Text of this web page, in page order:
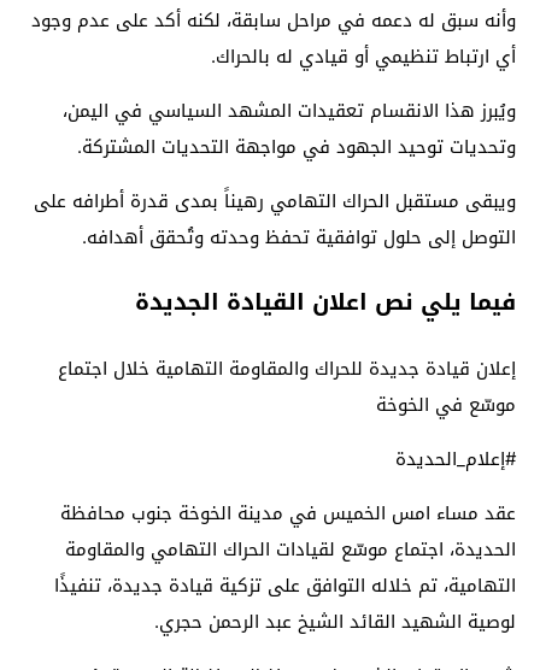
وأنه سبق له دعمه في مراحل سابقة، لكنه أكد على عدم وجود
أي ارتباط تنظيمي أو قيادي له بالحراك.
ويُبرز هذا الانقسام تعقيدات المشهد السياسي في اليمن،
وتحديات توحيد الجهود في مواجهة التحديات المشتركة.
ويبقى مستقبل الحراك التهامي رهيناً بمدى قدرة أطرافه على
التوصل إلى حلول توافقية تحفظ وحدته وتُحقق أهدافه.
فيما يلي نص اعلان القيادة الجديدة
إعلان قيادة جديدة للحراك والمقاومة التهامية خلال اجتماع
موسّع في الخوخة
#إعلام_الحديدة
عقد مساء امس الخميس في مدينة الخوخة جنوب محافظة
الحديدة، اجتماع موسّع لقيادات الحراك التهامي والمقاومة
التهامية، تم خلاله التوافق على تزكية قيادة جديدة، تنفيذًا
لوصية الشهيد القائد الشيخ عبد الرحمن حجري.